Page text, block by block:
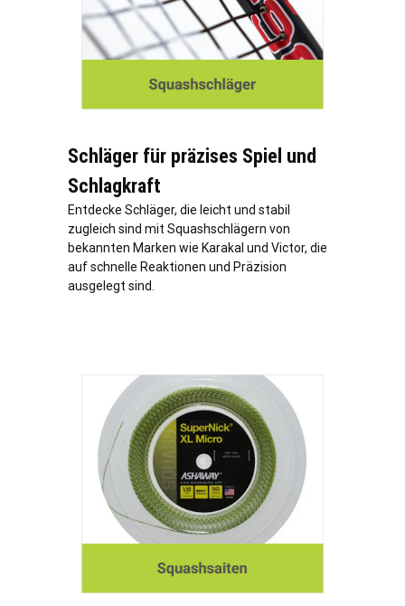
Schläger für präzises Spiel und
Schlagkraft
Entdecke Schläger, die leicht und stabil
zugleich sind mit Squashschlägern von
bekannten Marken wie Karakal und Victor, die
auf schnelle Reaktionen und Präzision
ausgelegt sind.